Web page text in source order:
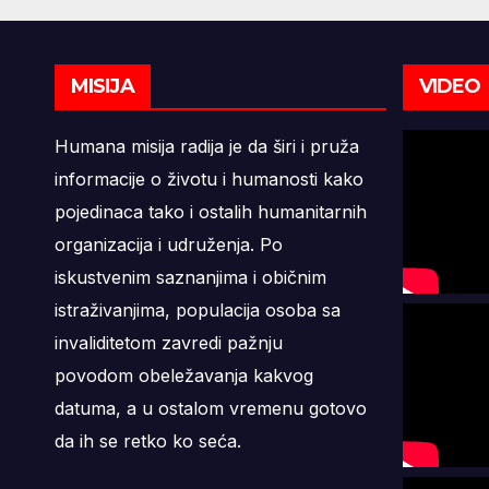
MISIJA
Humana misija radija je da širi i pruža
informacije o životu i humanosti kako
pojedinaca tako i ostalih humanitarnih
organizacija i udruženja. Po
iskustvenim saznanjima i običnim
istraživanjima, populacija osoba sa
invaliditetom zavredi pažnju
povodom obeležavanja kakvog
datuma, a u ostalom vremenu gotovo
da ih se retko ko seća.
VIDEO